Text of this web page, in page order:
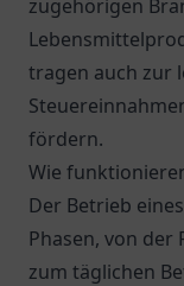
zugehörigen
tragen auch zur
fördern.
Wie
Der Betrieb
Phasen, von
zum täglichen